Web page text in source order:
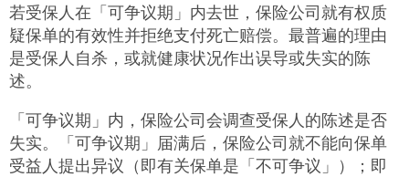
若受保人在「可争议期」内去世，保险公司就有权质
疑保单的有效性并拒绝支付死亡赔偿。最普遍的理由
是受保人自杀，或就健康状况作出误导或失实的陈
述。
「可争议期」内，保险公司会调查受保人的陈述是否
失实。「可争议期」届满后，保险公司就不能向保单
受益人提出异议（即有关保单是「不可争议」）
； 即